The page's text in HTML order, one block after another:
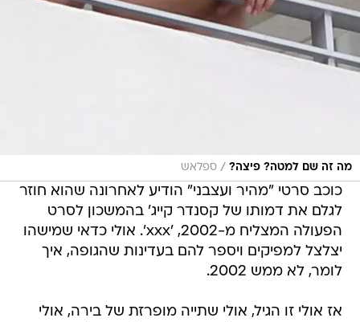
מה זה שם למטה? פיצה? / ספלאש
כוכב סרטי "מהיר ועצבני" הודיע לאחרונה שהוא חוזר
לגלם את דמותו של קסנדר קייג' בהמשכון לסרט
הפעולה המצליח מ-2002, 'xxx'. אולי כדאי שמישהו
יצלצל למפיקים ויספר להם בעדינות שהגופה, איך
לומר, לא ממש 2002.
אז אולי זו הגיל, אולי שתייה מופרזת של בירה, אולי